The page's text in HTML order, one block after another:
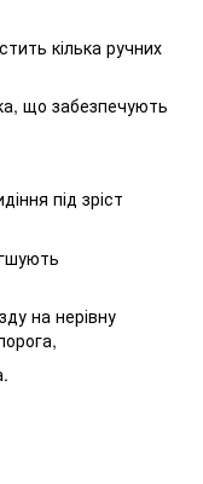
кілька ручних
що забезпечують
під зріст
на нерівну